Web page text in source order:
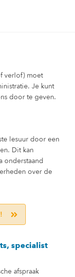
verlof) moet
Je kunt
door te geven.
lesuur door een
Dit kan
onderstaand
over de
specialist
afspraak